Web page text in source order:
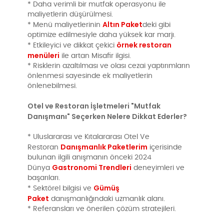
* Daha verimli bir mutfak operasyonu ile
maliyetlerin düşürülmesi.
* Menü maliyetlerininAltın Paketdeki gibi
optimize edilmesiyle daha yüksek kar marjı.
* Etkileyici ve dikkat çekici örnek restoran
menüleri ile artan Misafir ilgisi.
* Risklerin azaltılması ve olası cezai yaptırımların
önlenmesi sayesinde ek maliyetlerin
önlenebilmesi.
Otel ve Restoran İşletmeleri "Mutfak
Danışmanı" Seçerken Nelere Dikkat Ederler?
* Uluslararası ve Kıtalararası Otel Ve
Restoran Danışmanlık Paketlerim içerisinde
bulunan ilgili anışmanın önceki 2024
Dünya Gastronomi Trendleri deneyimleri ve
başarıları.
* Sektörel bilgisi ve Gümüş
Paket danışmanlığındaki uzmanlık alanı.
* Referansları ve önerilen çözüm stratejileri.